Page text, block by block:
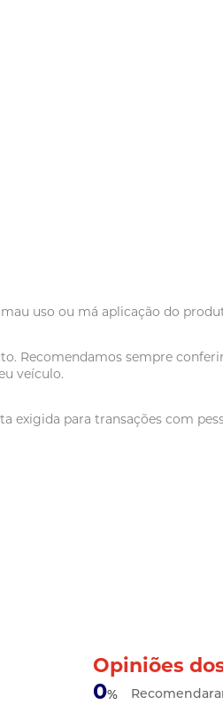
uso ou má aplicação do
Recomendamos sempre
veículo.
exigida para transações com
Opiniões
0%